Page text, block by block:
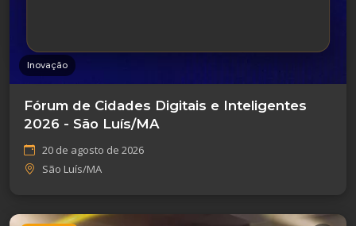
Inovação
Fórum de Cidades Digitais e Inteligentes
2026 - São Luís/MA
20 de agosto de 2026
São Luís/MA